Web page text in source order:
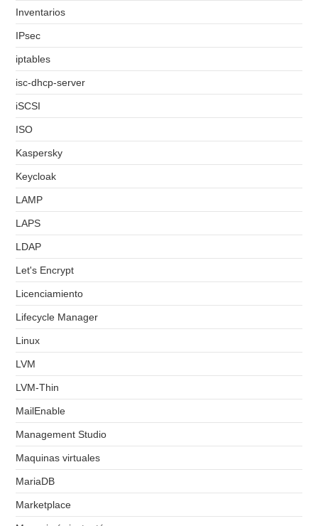
Inventarios
IPsec
iptables
isc-dhcp-server
iSCSI
ISO
Kaspersky
Keycloak
LAMP
LAPS
LDAP
Let's Encrypt
Licenciamiento
Lifecycle Manager
Linux
LVM
LVM-Thin
MailEnable
Management Studio
Maquinas virtuales
MariaDB
Marketplace